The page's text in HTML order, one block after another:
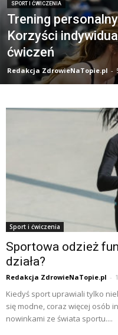
SPORT I ĆWICZENIA
Trening
Korzyści
ćwiczeń
Redakcja ZdrowieNaTopie.pl -
Sport i ćwiczenia
Sportowa odzież
działa?
Redakcja ZdrowieNaTopie.pl -
Kiedyś sport uprawiali tylko
się modne, coraz więcej osób
nowinkami ze świata sportu....